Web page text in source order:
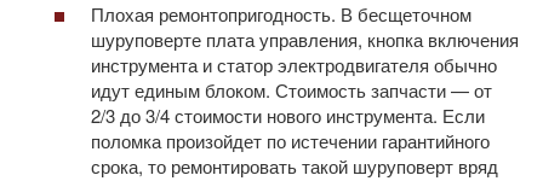
Плохая ремонтопригодность. В бесщеточном
шуруповерте плата управления, кнопка включения
инструмента и статор электродвигателя обычно
идут единым блоком. Стоимость запчасти — от
2/3 до 3/4 стоимости нового инструмента. Если
поломка произойдет по истечении гарантийного
срока, то ремонтировать такой шуруповерт вряд